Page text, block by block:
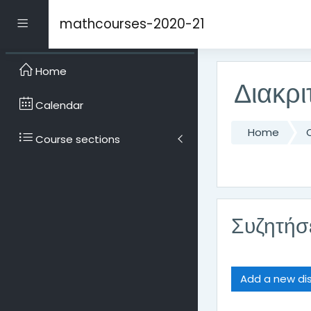
Side panelmathcourses-2020-21
Home
Add a new
Home
Calendar
Course sections